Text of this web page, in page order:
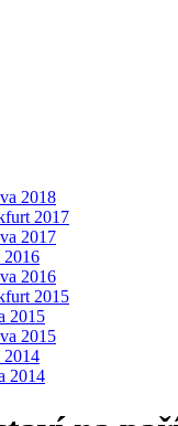
2018
2017
2017
2016
2016
2015
2015
2015
2014
2014